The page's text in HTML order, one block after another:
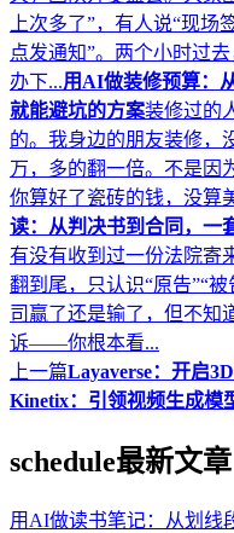
上次多了”，有人说“现场
点发通知”。两个小时过
办下...用AI做装修预算：
就能避坑的方案装修过的
的。我身边的朋友装修，
万，多的翻一倍。不是因
你算好了瓷砖的钱，没算
读：从判决书到合同，一
有没有收到过一份法院寄
翻到尾，只认识“原告”“
司赢了还是输了，但不知
诉——你根本看...
上一篇Layaverse：开启
Kinetix：引领视频生成模
schedule最新文章
用AI做读书笔记：从划线